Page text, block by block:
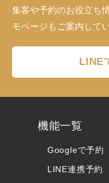
集客や予約のお役立ち
モページもご案内して
LINE
機能一覧
Googleで予約
LINE連携予約